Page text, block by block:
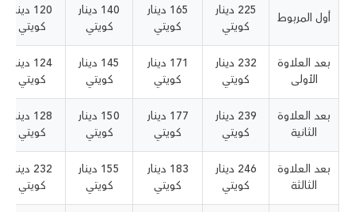
أول المربوط
225 دينار
كويتي
165 دينار
كويتي
140 دينار
كويتي
120 دينار
كويتي
بعد العلاوة
الأولى
232 دينار
كويتي
171 دينار
كويتي
145 دينار
كويتي
124 دينار
كويتي
بعد العلاوة
الثانية
239 دينار
كويتي
177 دينار
كويتي
150 دينار
كويتي
128 دينار
كويتي
بعد العلاوة
الثالثة
246 دينار
كويتي
183 دينار
كويتي
155 دينار
كويتي
232 دينار
كويتي